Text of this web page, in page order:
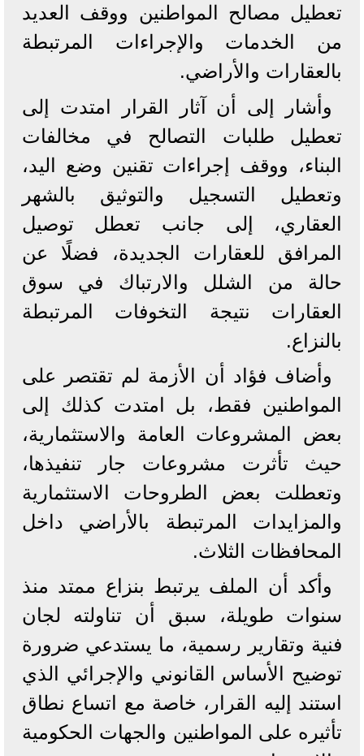
تعطيل مصالح المواطنين ووقف العديد
من الخدمات والإجراءات المرتبطة
بالعقارات والأراضي.
وأشار إلى أن آثار القرار امتدت إلى
تعطيل طلبات التصالح في مخالفات
البناء، ووقف إجراءات تقنين وضع اليد،
وتعطيل التسجيل والتوثيق بالشهر
العقاري، إلى جانب تعطل توصيل
المرافق للعقارات الجديدة، فضلًا عن
حالة من الشلل والارتباك في سوق
العقارات نتيجة التخوفات المرتبطة
بالنزاع.
وأضاف فؤاد أن الأزمة لم تقتصر على
المواطنين فقط، بل امتدت كذلك إلى
بعض المشروعات العامة والاستثمارية،
حيث تأثرت مشروعات جار تنفيذها،
وتعطلت بعض الطروحات الاستثمارية
والمزايدات المرتبطة بالأراضي داخل
المحافظات الثلاث.
وأكد أن الملف يرتبط بنزاع ممتد منذ
سنوات طويلة، سبق أن تناولته لجان
فنية وتقارير رسمية، ما يستدعي ضرورة
توضيح الأساس القانوني والإجرائي الذي
استند إليه القرار، خاصة مع اتساع نطاق
تأثيره على المواطنين والجهات الحكومية